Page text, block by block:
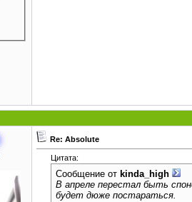
Re: Absolute
Цитата:
Сообщение от kinda_high
В апреле перестал быть
будет дюже постараться.